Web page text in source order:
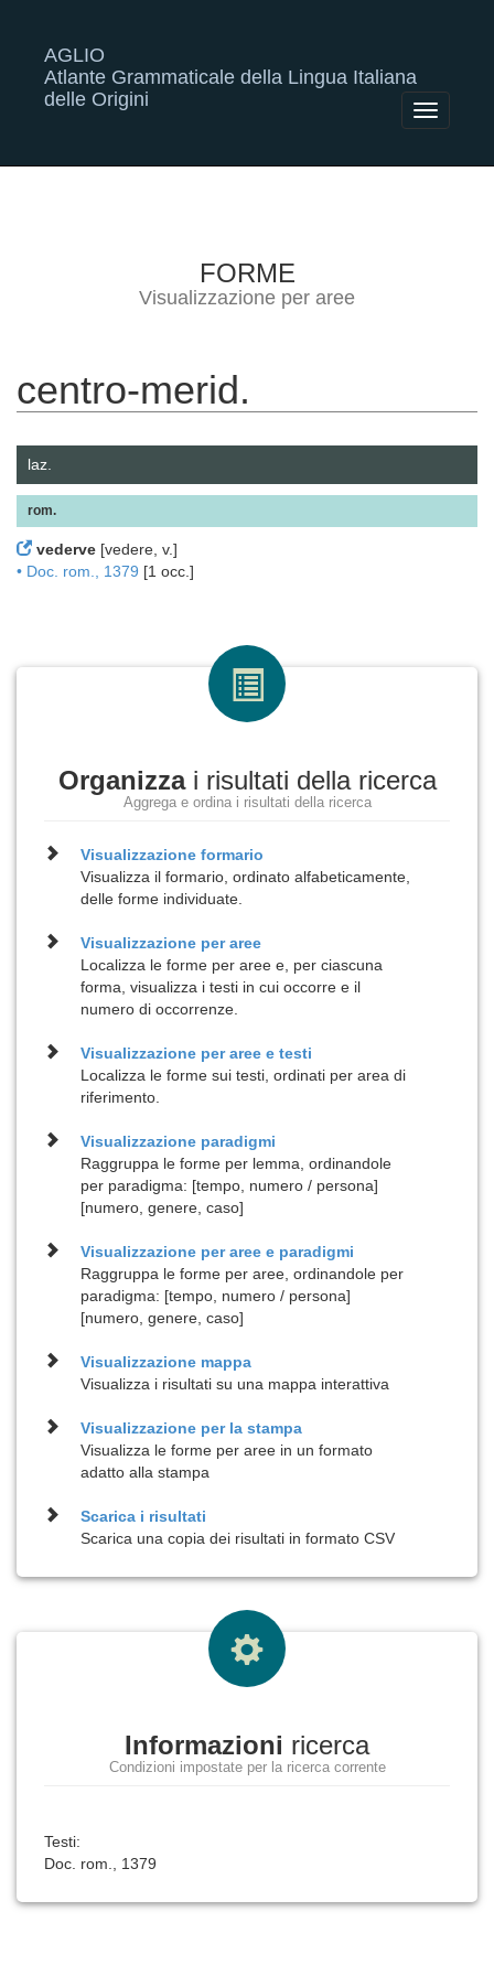
AGLIO
Atlante Grammaticale della Lingua Italiana
delle Origini
Toggle
FORME
Visualizzazione per aree
centro-merid.
laz.
rom.
vederve [vedere, v.]
• Doc. rom., 1379 [1 occ.]
Organizzai risultati della ricerca
Aggrega e ordina i risultati della ricerca
Visualizzazioneformario
Visualizza il formario, ordinato alfabeticamente,
delle forme individuate.
Visualizzazione peraree
Localizza le forme per aree e, per ciascuna
forma, visualizza i testi in cui occorre e il
numero di occorrenze.
Visualizzazione peraree e testi
Localizza le forme sui testi, ordinati per area di
riferimento.
Visualizzazione paradigmi
Raggruppa le forme per lemma, ordinandole
per paradigma: [tempo, numero / persona]
[numero, genere, caso]
Visualizzazione peraree e paradigmi
Raggruppa le forme per aree, ordinandole per
paradigma: [tempo, numero / persona]
[numero, genere, caso]
Visualizzazione mappa
Visualizza i risultati su una mappa interattiva
Visualizzazione per lastampa
Visualizza le forme per aree in un formato
adatto alla stampa
Scarica i risultati
Scarica una copia dei risultati in formato CSV
Informazioni ricerca
Condizioni impostate per la ricerca corrente
Testi:
Doc. rom., 1379